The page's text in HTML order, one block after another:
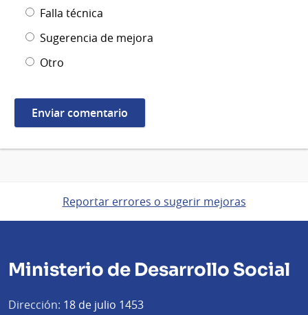
Falla técnica
Sugerencia de mejora
Otro
Reportar errores o sugerir mejoras
Ministerio de Desarrollo Social
Dirección: 18 de julio 1453